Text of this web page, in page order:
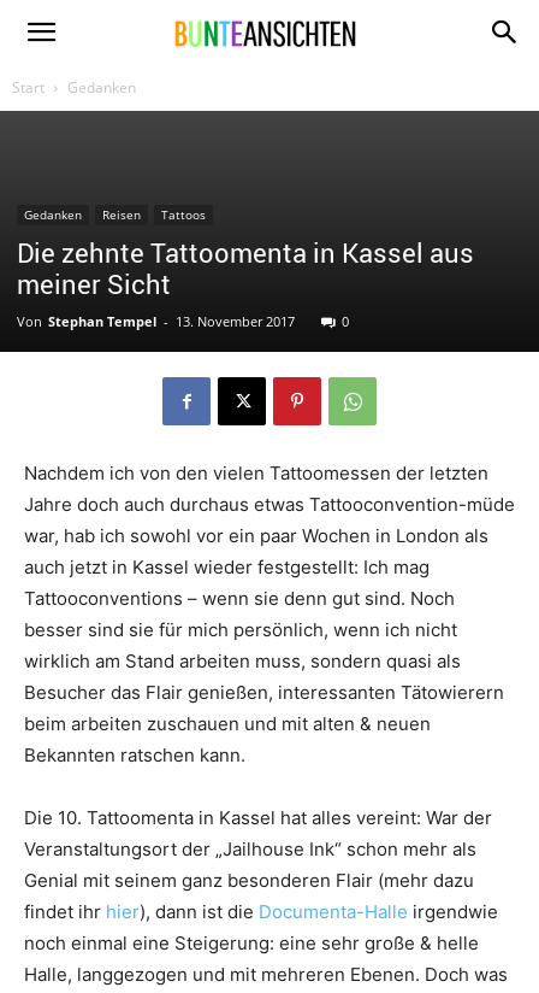
www.bunte-
Start Gedanken
Gedanken Reisen Tattoos
Die zehnte Tattoomenta in Kassel aus
meiner Sicht
Von Stephan Tempel - 13. November 2017 0
Nachdem ich von den vielen Tattoomessen der letzten
Jahre doch auch durchaus etwas Tattooconvention-müde
war, hab ich sowohl vor ein paar Wochen in London als
auch jetzt in Kassel wieder festgestellt: Ich mag
Tattooconventions – wenn sie denn gut sind. Noch
besser sind sie für mich persönlich, wenn ich nicht
wirklich am Stand arbeiten muss, sondern quasi als
Besucher das Flair genießen, interessanten Tätowierern
beim arbeiten zuschauen und mit alten & neuen
Bekannten ratschen kann.
Die 10. Tattoomenta in Kassel hat alles vereint: War der
Veranstaltungsort der „Jailhouse Ink“ schon mehr als
Genial mit seinem ganz besonderen Flair (mehr dazu
findet ihr hier), dann ist die Documenta-Halle irgendwie
noch einmal eine Steigerung: eine sehr große & helle
Halle, langgezogen und mit mehreren Ebenen. Doch was